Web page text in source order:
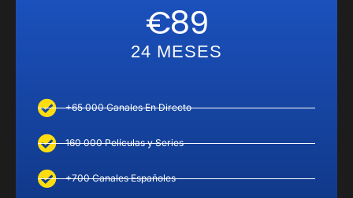
€89
24 MESES
+65 000 Canales En Directo
160 000 Películas y Series
+700 Canales Españoles